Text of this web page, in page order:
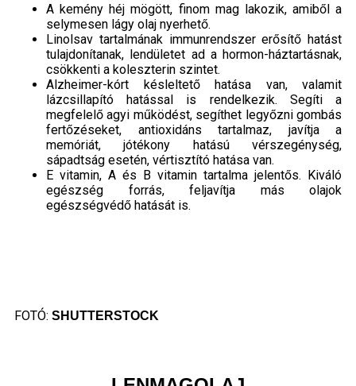
A kemény héj mögött, finom mag lakozik, amiből a
selymesen lágy olaj nyerhető.
Linolsav tartalmának immunrendszer erősítő hatást
tulajdonítanak, lendületet ad a hormon-háztartásnak,
csökkenti a koleszterin szintet.
Alzheimer-kórt késleltető hatása van, valamit
lázcsillapító hatással is rendelkezik. Segíti a
megfelelő agyi működést, segíthet legyőzni gombás
fertőzéseket, antioxidáns tartalmaz, javítja a
memóriát, jótékony hatású vérszegénység,
sápadtság esetén, vértisztító hatása van.
E vitamin, A és B vitamin tartalma jelentős. Kiváló
egészség forrás, feljavítja más olajok
egészségvédő hatását is.
FOTÓ: SHUTTERSTOCK